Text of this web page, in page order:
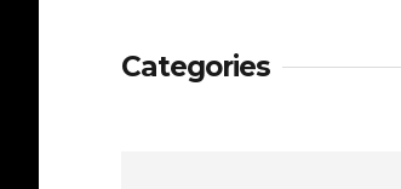
Categories